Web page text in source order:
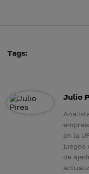
Tags:
Julio
en la
juegos
de